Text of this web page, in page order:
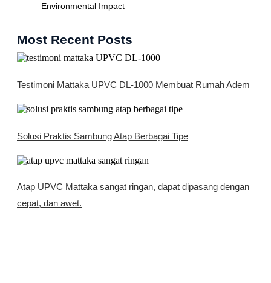
Environmental Impact
Most Recent Posts
Testimoni Mattaka UPVC DL-1000 Membuat Rumah Adem
Solusi Praktis Sambung Atap Berbagai Tipe
Atap UPVC Mattaka sangat ringan, dapat dipasang dengan
cepat, dan awet.